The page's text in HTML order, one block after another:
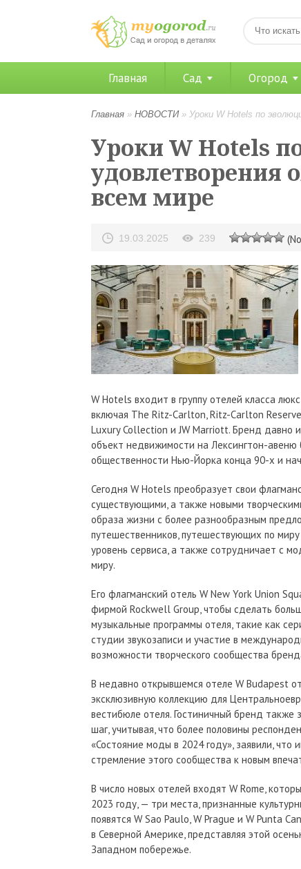
Главная Сад Огород
Главная » НОВОСТИ» Уроки W Hotels по
Уроки W Hotels
удовлетворения
всем мире
19.03.2025 239
W Hotels входит в группу отелей класса
включая The Ritz-Carlton, Ritz-Carlton
Luxury Collection и JW Marriott. Бренд давно
объект недвижимости на Лексингтон-авеню
общественности Нью-Йорка конца 90-х и
Сегодня W Hotels преобразует свои
существующими, а также новыми
образа жизни с более разнообразным
путешественников, путешествующих по
уровень сервиса, а также сотрудничает с
миру.
Его флагманский отель W New York Union
фирмой Rockwell Group, чтобы сделать
музыкальные программы отеля, такие как
студии звукозаписи и участие в
возможности творческого сообщества
В недавно открывшемся отеле W Budapest
эксклюзивную коллекцию для
вестибюле отеля. Гостиничный бренд также
шаг, учитывая, что более половины
«Состояние моды в 2024 году», заявили,
стремление этого сообщества к новым
В число новых отелей входят W Rome,
2023 году, — три места, признанные
появятся W Sao Paulo, W Prague и W Punta
в Северной Америке, представляя этой
Западном побережье.